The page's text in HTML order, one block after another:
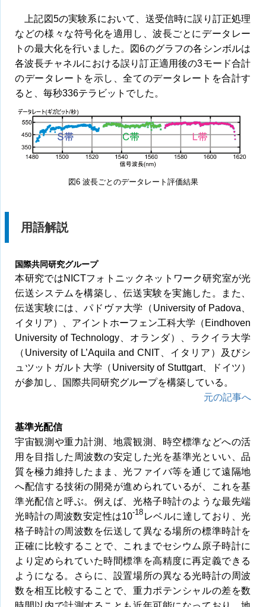
上記図5の実験系において、送受信時に誤り訂正処理
などの様々な符号化を適用し、波長ごとにデータレー
トの最大化を行いました。図6のグラフの各シンボルは
各波長チャネルにおける誤り訂正適用後の3モード合計
のデータレートを示し、全てのデータレートを合計す
ると、毎秒336テラビットでした。
図6 波長ごとのデータレート評価結果
用語解説
国際共同研究グループ
本研究ではNICTフォトニックネットワーク研究室が光
伝送システムを構築し、伝送実験を実施した。また、
伝送実験には、パドヴァ大学（University of Padova、
イタリア）、アイントホーフェン工科大学（Eindhoven
University of Technology、オランダ）、ラクイラ大学
（University of L’Aquila and CNIT、イタリア）及びシ
ュツットガルト大学（University of Stuttgart、ドイツ）
が参加し、国際共同研究グループを構築している。
元の記事へ
基準光配信
宇宙観測や重力計測、地震観測、時空標準などへの活
用を目指した周波数の安定した光を基準光といい、品
質を極力維持したまま、光ファイバ等を通じて遠隔地
へ配信する技術の開発が進められているが、これを基
準光配信と呼ぶ。例えば、光格子時計のような最先端
光時計の周波数安定性は10-18 レベルに達しており、光
格子時計の周波数を伝送して異なる場所の標準時計を
正確に比較することで、これまでセシウム原子時計に
より定められていた時間標準を高精度に再定義できる
ようになる。さらに、設置場所の異なる光時計の周波
数を相互比較することで、重力ポテンシャルの差を数